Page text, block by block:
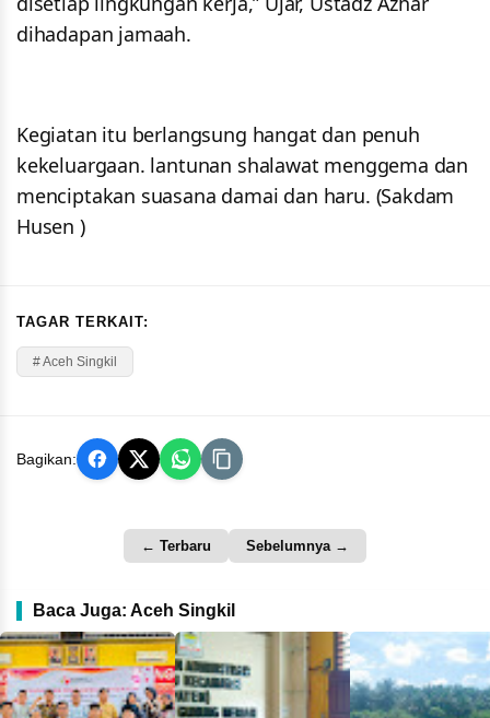
dihadapan jamaah.
Kegiatan itu berlangsung hangat dan penuh
kekeluargaan. lantunan shalawat menggema dan
menciptakan suasana damai dan haru. (Sakdam
Husen )
TAGAR TERKAIT:
# Aceh Singkil
Bagikan:
← Terbaru Sebelumnya →
Baca Juga: Aceh Singkil